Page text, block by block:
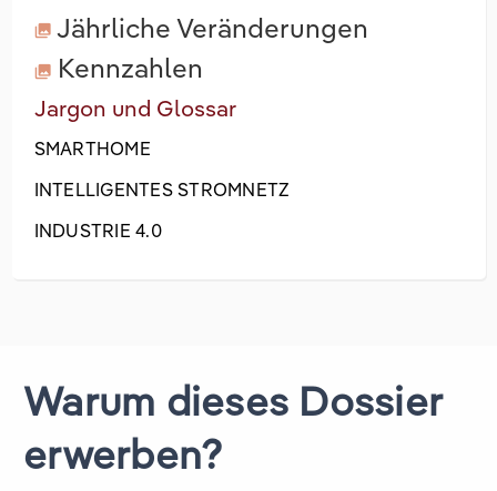
Jährliche Veränderungen
Kennzahlen
Jargon und Glossar
SMARTHOME
INTELLIGENTES STROMNETZ
INDUSTRIE 4.0
Warum dieses Dossier
erwerben?